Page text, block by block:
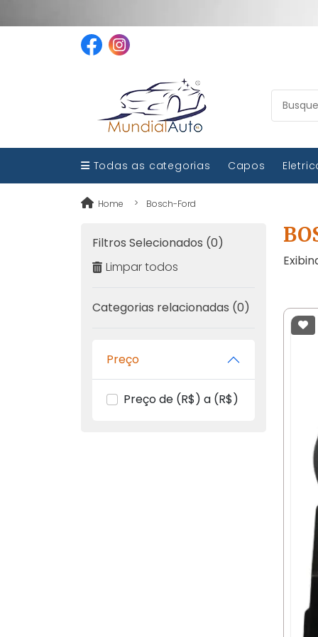
Todas as categorias Capos
Home Bosch-Ford
Filtros Selecionados (0)
Limpar todos
Categorias relacionadas (0)
Preço
Preço de (R$) a (R$)